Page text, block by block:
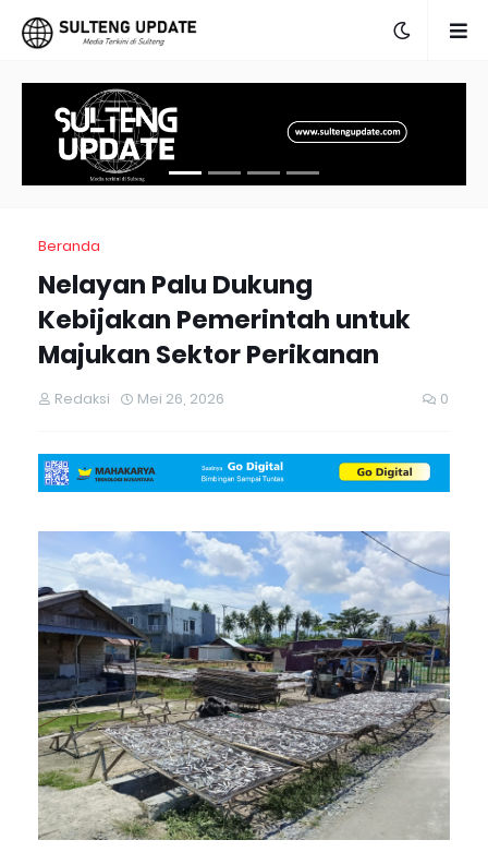
Beranda
Nelayan Palu Dukung
Kebijakan Pemerintah untuk
Majukan Sektor Perikanan
Redaksi Mei 26, 2026 0